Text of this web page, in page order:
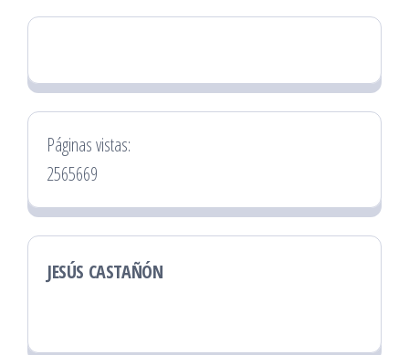
Páginas vistas:
2565669
JESÚS CASTAÑÓN